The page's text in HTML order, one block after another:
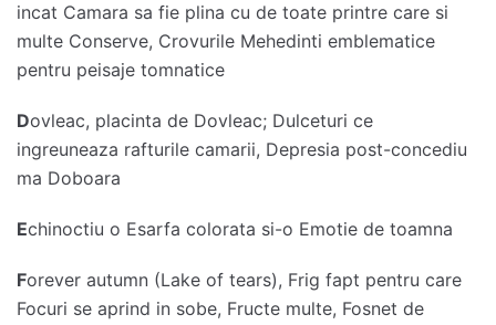
incat Camara sa fie plina cu de toate printre care si
multe Conserve, Crovurile Mehedinti emblematice
pentru peisaje tomnatice
Dovleac, placinta de Dovleac; Dulceturi ce
ingreuneaza rafturile camarii, Depresia post-concediu
ma Doboara
Echinoctiu o Esarfa colorata si-o Emotie de toamna
Forever autumn (Lake of tears), Frig fapt pentru care
Focuri se aprind in sobe, Fructe multe, Fosnet de